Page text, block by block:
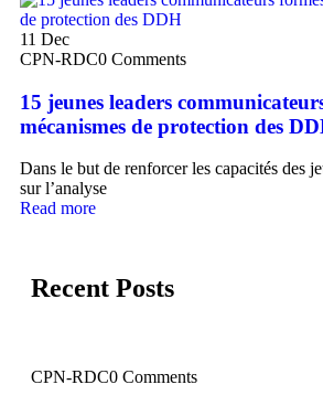
11 Dec
CPN-RDC0 Comments
15 jeunes leaders
mécanismes de protection des
Dans le but de renforcer les capacités des
sur l’analyse
Read more
Recent Posts
CPN-RDC0 Comments